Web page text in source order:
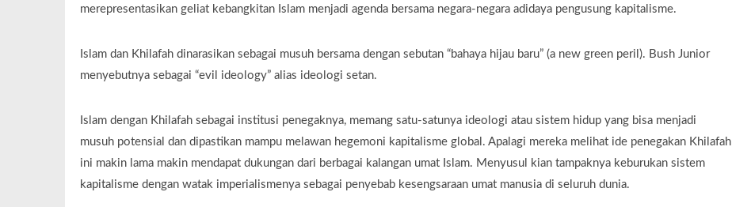
merepresentasikan geliat kebangkitan Islam menjadi agenda bersama negara-negara adidaya pengusung kapitalisme.
Islam dan Khilafah dinarasikan sebagai musuh bersama dengan sebutan “bahaya hijau baru” (a new green peril). Bush Junior
menyebutnya sebagai “evil ideology” alias ideologi setan.
Islam dengan Khilafah sebagai institusi penegaknya, memang satu-satunya ideologi atau sistem hidup yang bisa menjadi
musuh potensial dan dipastikan mampu melawan hegemoni kapitalisme global. Apalagi mereka melihat ide penegakan Khilafah
ini makin lama makin mendapat dukungan dari berbagai kalangan umat Islam. Menyusul kian tampaknya keburukan sistem
kapitalisme dengan watak imperialismenya sebagai penyebab kesengsaraan umat manusia di seluruh dunia.